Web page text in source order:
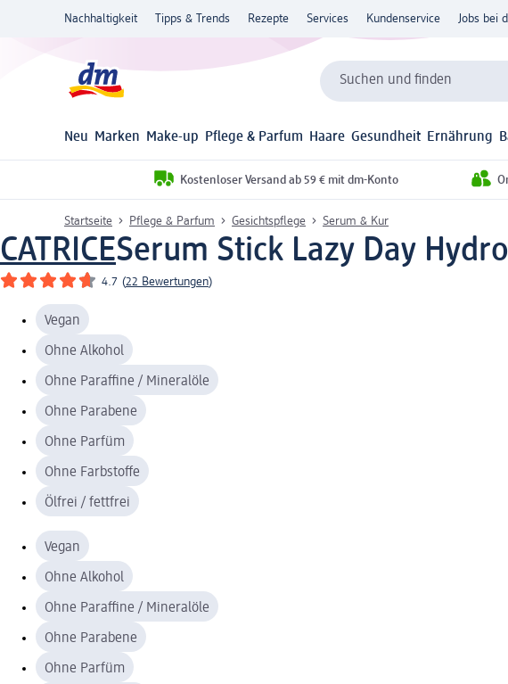
Nachhaltigkeit Tipps & Trends Rezepte Services Kundenservice Jobs bei
Suchen und finden
Neu Marken Make-up Pflege & Parfum Haare Gesundheit Ernährung
Kostenloser Versand ab 59 € mit dm-Konto
Startseite Pflege & Parfum Gesichtspflege Serum & Kur
CATRICESerum Stick Lazy Day
4.7 (22 Bewertungen)
Vegan
Ohne Alkohol
Ohne Paraffine / Mineralöle
Ohne Parabene
Ohne Parfüm
Ohne Farbstoffe
Ölfrei / fettfrei
Vegan
Ohne Alkohol
Ohne Paraffine / Mineralöle
Ohne Parabene
Ohne Parfüm